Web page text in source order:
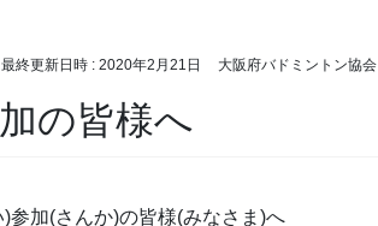
終更新日時 : 2020年2月21日 大阪府バドミントン協会
の皆様へ
参加(さんか)の皆様(みなさま)へ